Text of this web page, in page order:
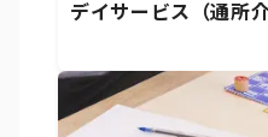
デイサービス（通所介